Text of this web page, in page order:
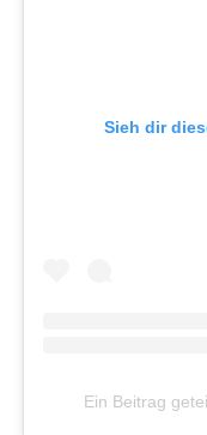
Sieh dir
Ein Beitrag